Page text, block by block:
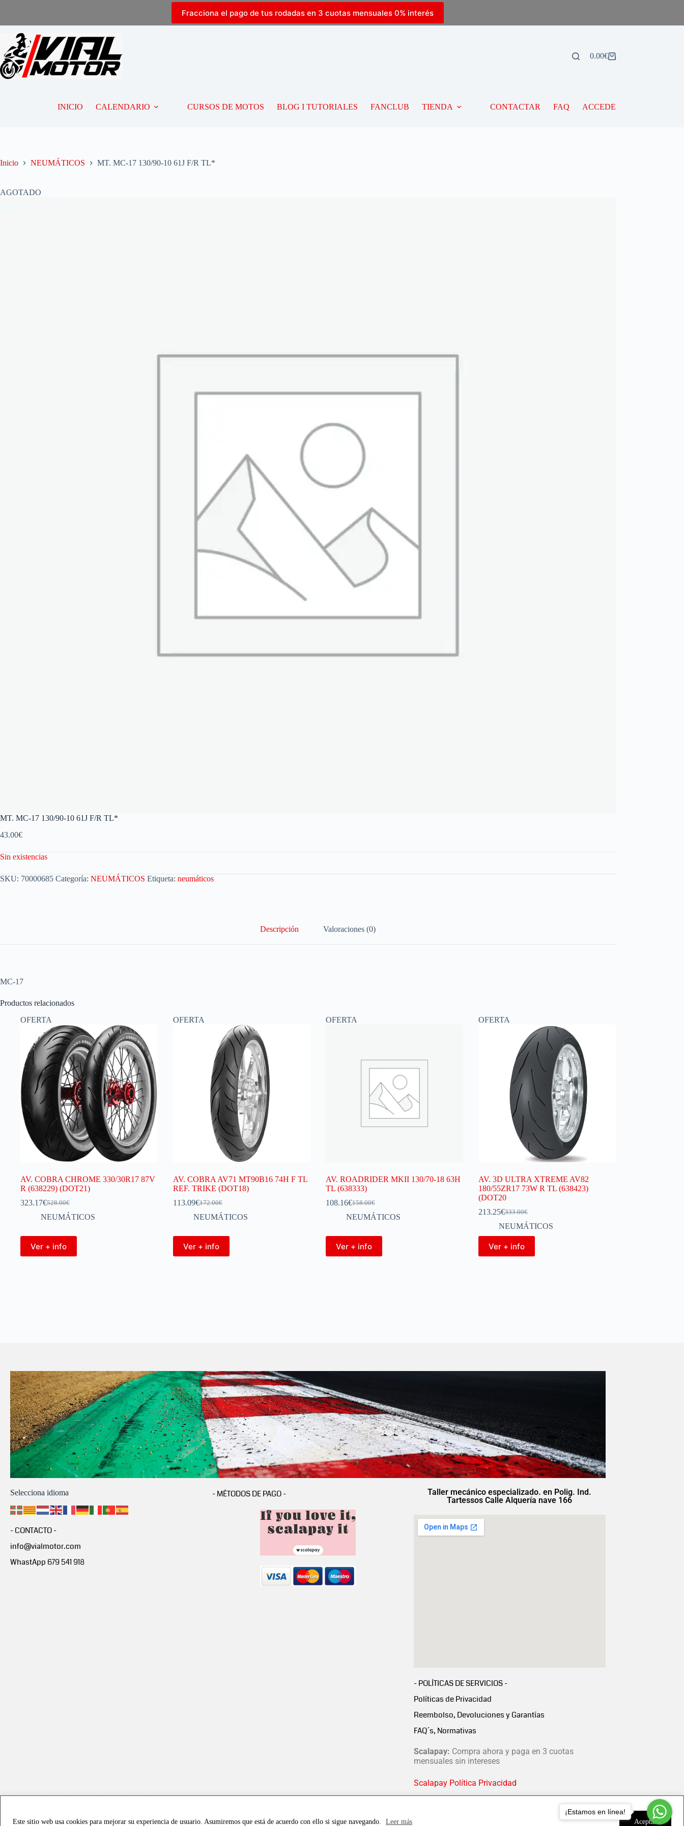
Este sitio web usa cookies para mejorar su experiencia de usuario. Asumiremos que está de acuerdo con ello si sigue navegando. Leer más Aceptar
Fracciona el pago de tus rodadas en 3 cuotas mensuales 0% interés
0.00€
INICIO CALENDARIO CURSOS DE MOTOS BLOG I TUTORIALES FANCLUB TIENDA CONTACTAR FAQ ACCEDE
Inicio NEUMÁTICOS MT. MC-17 130/90-10 61J F/R TL*
AGOTADO
MT. MC-17 130/90-10 61J F/R TL*
43.00€
Sin existencias
SKU: 70000685 Categoría: NEUMÁTICOS Etiqueta: neumáticos
Descripción Valoraciones (0)
MC-17
Productos relacionados
OFERTA
AV. COBRA CHROME 330/30R17 87V
R (638229) (DOT21)
528.00€
323.17€
NEUMÁTICOS
Ver + info
OFERTA
AV. COBRA AV71 MT90B16 74H F TL
REF. TRIKE (DOT18)
172.00€
113.09€
NEUMÁTICOS
Ver + info
OFERTA
AV. ROADRIDER MKII 130/70-18 63H
TL (638333)
158.00€
108.16€
NEUMÁTICOS
Ver + info
OFERTA
AV. 3D ULTRA XTREME AV82
180/55ZR17 73W R TL (638423)
(DOT20
333.00€
213.25€
NEUMÁTICOS
Ver + info
Selecciona idioma
- CONTACTO -
info@vialmotor.com
WhastApp 679 541 918
- MÉTODOS DE PAGO -
Taller mecánico especializado. en Polig. Ind.
Tartessos Calle Alquería nave 166
- POLÍTICAS DE SERVICIOS -
Políticas de Privacidad
Reembolso, Devoluciones y Garantías
FAQ´s, Normativas
Scalapay: Compra ahora y paga en 3 cuotas
mensuales sin intereses
Scalapay Política Privacidad
¡Estamos en línea!